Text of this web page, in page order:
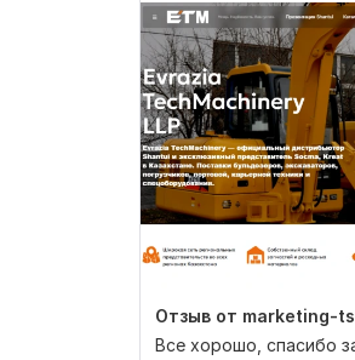
Отзыв от marketing-
Все хорошо, спасибо